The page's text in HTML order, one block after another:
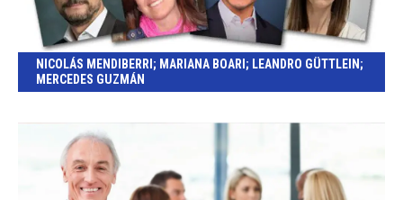
NICOLÁS MENDIBERRI; MARIANA BOARI; LEANDRO GÜTTLEIN;
MERCEDES GUZMÁN